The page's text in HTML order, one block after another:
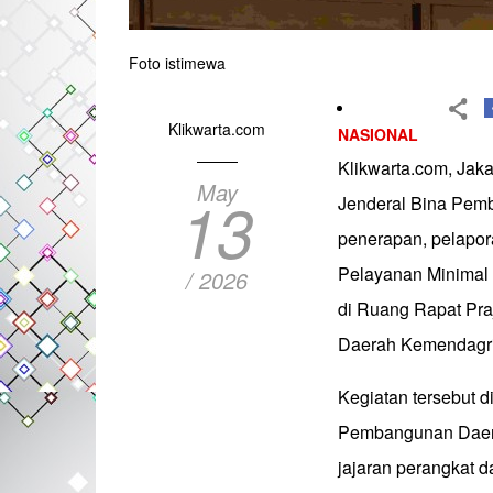
Foto istimewa
Klikwarta.com
May
13
/ 2026
NASIONAL
Klikwarta.com,
Jenderal Bina
penerapan,
Pelayanan
di Ruang Rapat
Daerah
Kegiatan tersebut
Pembangunan
jajaran perangkat